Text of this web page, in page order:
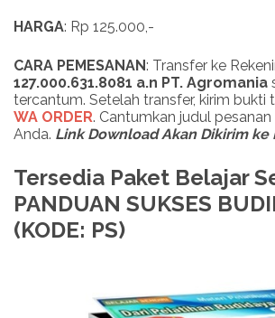
HARGA: Rp 125.000,-
CARA PEMESANAN: Transfer ke
127.000.631.8081 a.n PT. Agromania
tercantum. Setelah transfer, kirim bukti
WA ORDER. Cantumkan judul
Anda. Link Download Akan Dikirim ke
Tersedia Paket Belajar
PANDUAN SUKSES
(KODE: PS)